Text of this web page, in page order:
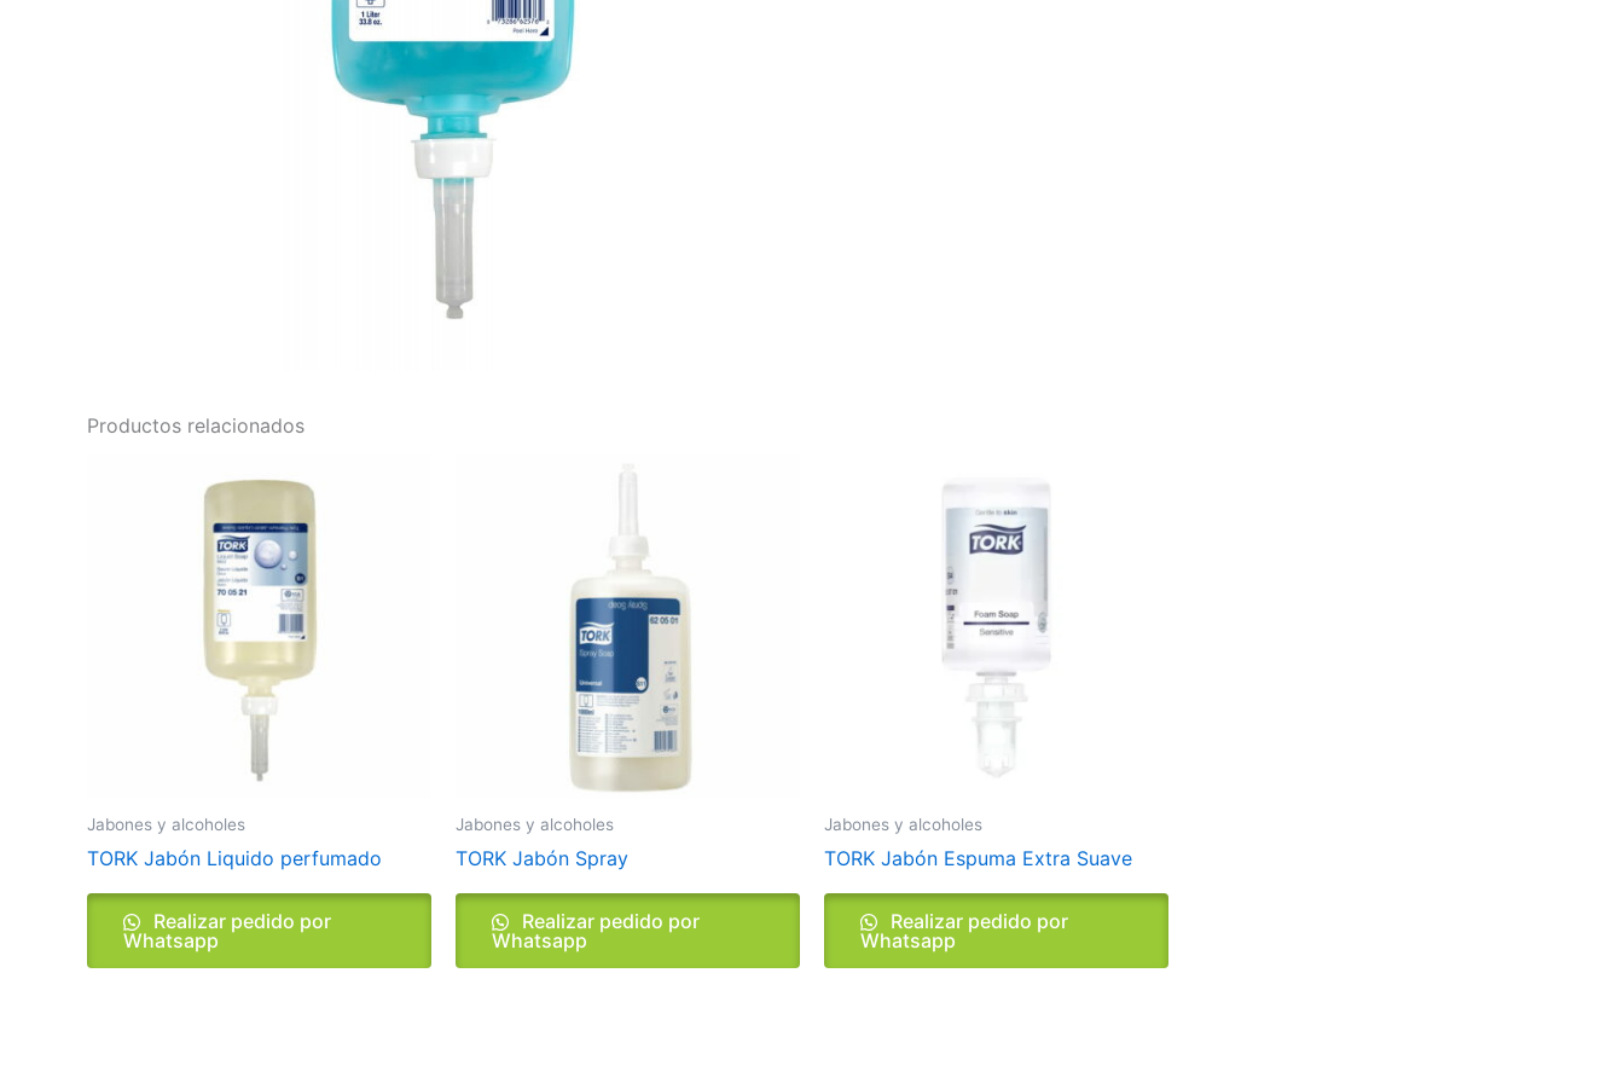
Productos relacionados
Jabones y alcoholes
TORK Jabón Liquido perfumado
Realizar pedido por
Whatsapp
Jabones y alcoholes
TORK Jabón Spray
Realizar pedido por
Whatsapp
Jabones y alcoholes
TORK Jabón Espuma Extra Suave
Realizar pedido por
Whatsapp